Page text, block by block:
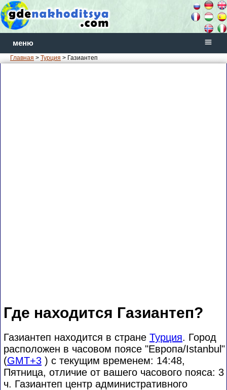
меню
Главная > Турция > Газиантеп
Где находится Газиантеп?
Газиантеп находится в стране Турция. Город
расположен в часовом поясе "Европа/Istanbul"
(GMT+3 ) с текущим временем: 14:48,
Пятница, отличие от вашего часового пояса: 3
ч. Газиантеп центр административного